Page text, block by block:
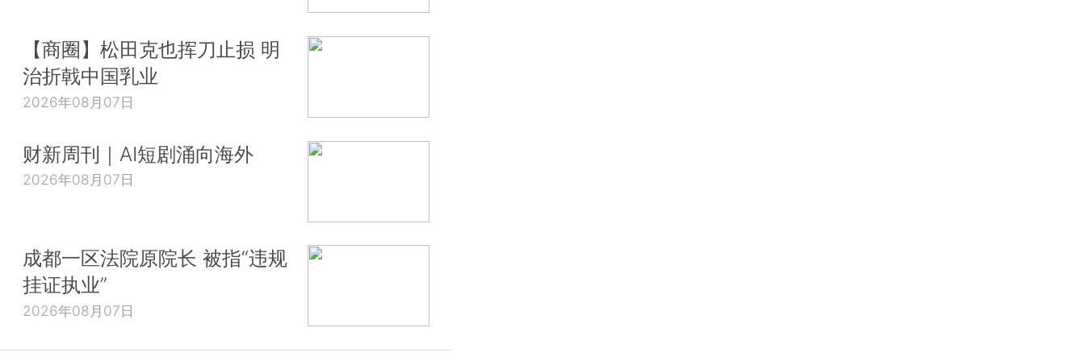
【商圈】松田克也挥刀止损 明
治折戟中国乳业
2026年08月07日
财新周刊｜AI短剧涌向海外
2026年08月07日
成都一区法院原院长 被指“违规
挂证执业”
2026年08月07日